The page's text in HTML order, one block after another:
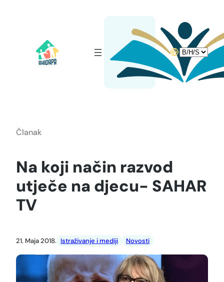
Choose
a
language
Članak
Na koji način razvod
utječe na djecu- SAHAR
TV
21. Maja 2018. Istraživanje i mediji Novosti